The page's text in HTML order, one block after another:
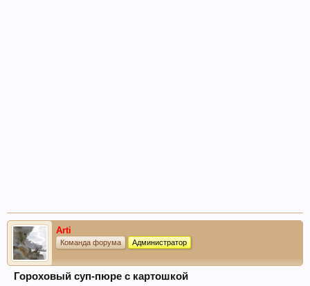
Arti
Команда форума Администратор
Гороховый суп-пюре с картошкой